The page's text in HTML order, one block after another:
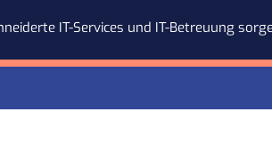
IT-Services und IT-Betreuung